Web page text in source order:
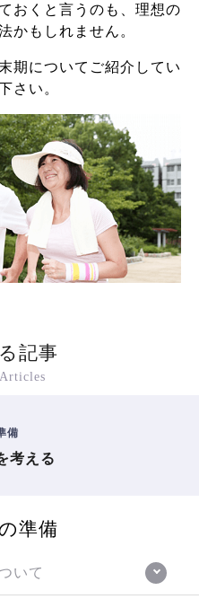
おくと言うのも、理想の
かもしれません。
期についてご紹介してい
さい。
記事
備
考える
準備
いて